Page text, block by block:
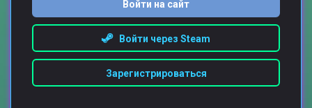
Войти на сайт
Войти через Steam
Зарегистрироваться